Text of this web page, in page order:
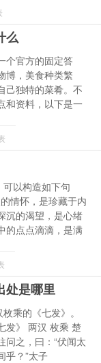
么
个官方的固定答
博，美食种类繁
己独特的菜肴。不
和资料，以下是一
可以构造如下句
情怀，是珍藏于内
沉的渴望，是心绪
的点点滴滴，是满
处是哪里
乘的《七发》。
发》 两汉 枚乘 楚
问之，曰：“伏闻太
乎？”太子